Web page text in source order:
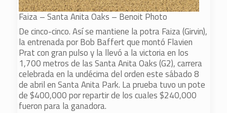
Faiza – Santa Anita Oaks – Benoit Photo
De cinco-cinco. Así se mantiene la potra Faiza (Girvin),
la entrenada por Bob Baffert que montó Flavien
Prat con gran pulso y la llevó a la victoria en los
1,700 metros de las Santa Anita Oaks (G2), carrera
celebrada en la undécima del orden este sábado 8
de abril en Santa Anita Park. La prueba tuvo un pote
de $400,000 por repartir de los cuales $240,000
fueron para la ganadora.